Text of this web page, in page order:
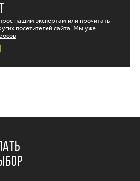
нашим экспертам или прочитать
посетителей сайта. Мы уже